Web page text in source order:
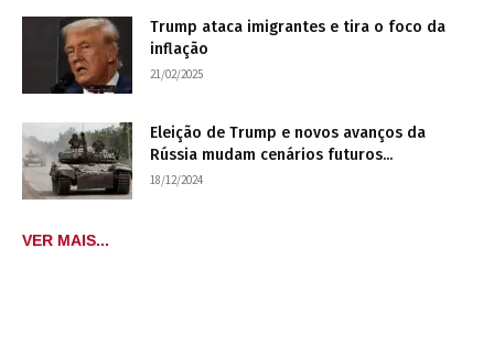
Trump ataca imigrantes e tira o foco da
inflação
21/02/2025
Eleição de Trump e novos avanços da
Rússia mudam cenários futuros...
18/12/2024
VER MAIS...